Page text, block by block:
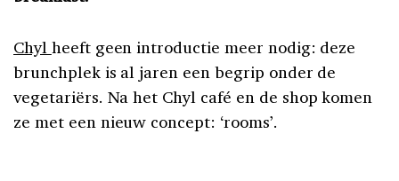
Chyl heeft geen introductie meer nodig: deze
brunchplek is al jaren een begrip onder de
vegetariërs. Na het Chyl café en de shop komen
ze met een nieuw concept: ‘rooms’.